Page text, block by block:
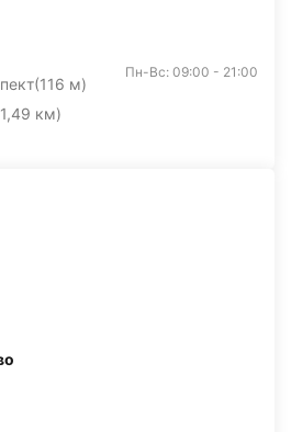
(116 м)
км)
Пн-Вс: 09:00 - 21:00